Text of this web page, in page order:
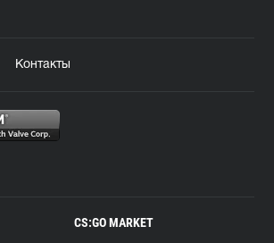
Контакты
CS:GO MARKET